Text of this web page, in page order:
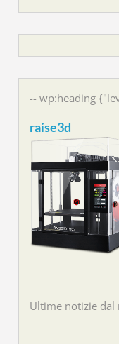
-- wp:heading
raise3d
Ultime notizie dal